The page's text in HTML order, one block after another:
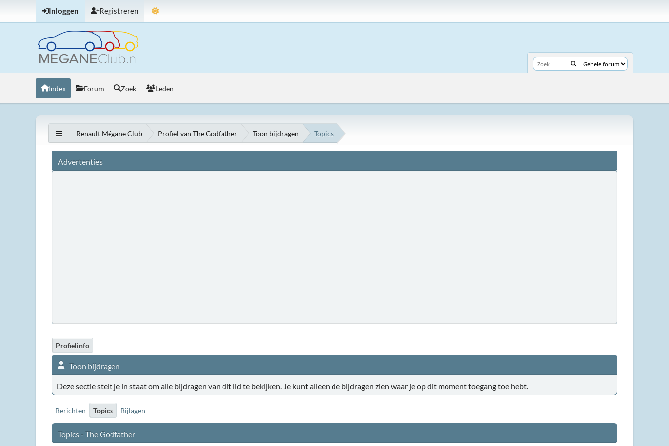
Inloggen Registreren
Index Forum Zoek Leden
Renault Mégane Club Profiel van The Godfather Toon bijdragen Topics
Advertenties
Profielinfo
Toon bijdragen
Deze sectie stelt je in staat om alle bijdragen van dit lid te bekijken. Je kunt alleen de bijdragen zien waar je op dit moment toegang toe hebt.
Berichten Topics Bijlagen
Topics - The Godfather